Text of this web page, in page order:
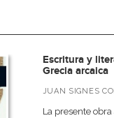
y sociales
Escritura y
Grecia arcaica
JUAN SIGNES
La presente